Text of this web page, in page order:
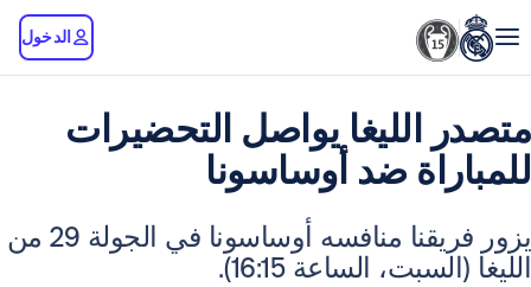
الليغا يواصل التحضيرات
ضد أوساسونا
يزور فريقنا منافسه أوساسونا في الجولة 29 من
الساعة 16:15).